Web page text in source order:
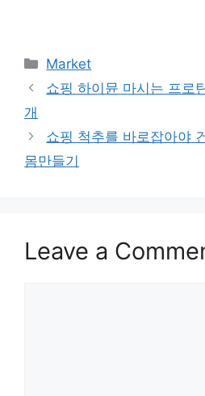
Categories
Market
쇼핑 하이뮨 마시는 프로
개
쇼핑 척추를 바로잡아야
몸만들기
Leave a